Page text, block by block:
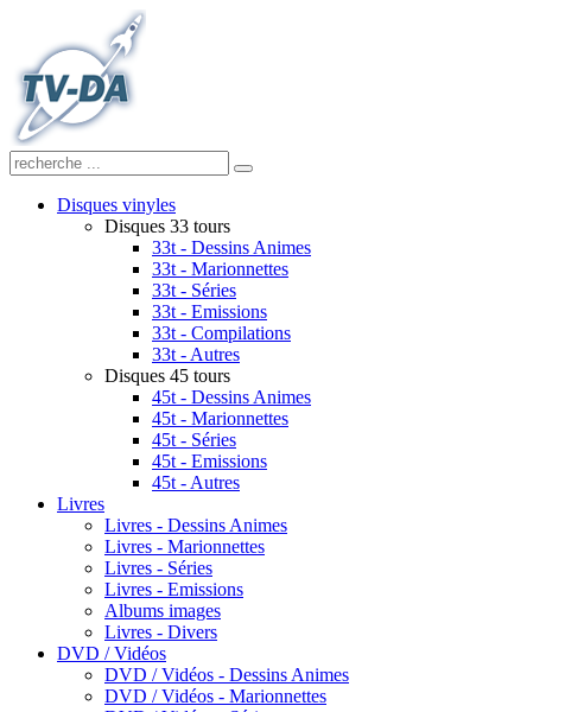
Disques vinyles
Disques 33 tours
33t - Dessins Animes
33t - Marionnettes
33t - Séries
33t - Emissions
33t - Compilations
33t - Autres
Disques 45 tours
45t - Dessins Animes
45t - Marionnettes
45t - Séries
45t - Emissions
45t - Autres
Livres
Livres - Dessins Animes
Livres - Marionnettes
Livres - Séries
Livres - Emissions
Albums images
Livres - Divers
DVD / Vidéos
DVD / Vidéos - Dessins Animes
DVD / Vidéos - Marionnettes